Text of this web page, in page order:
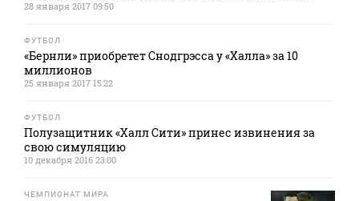
28 января 2017 09:50
ФУТБОЛ
«Бернли» приобретет Снодгрэсса у «Халла» за 10
миллионов
25 января 2017 15:22
ФУТБОЛ
Полузащитник «Халл Сити» принес извинения за
свою симуляцию
10 декабря 2016 23:00
ЧЕМПИОНАТ МИРА